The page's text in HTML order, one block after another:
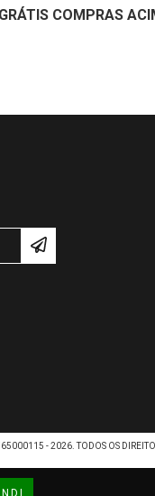
COMPRAS
- 2026. TODOS OS